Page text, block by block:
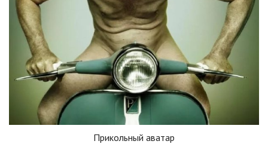
Прикольный аватар